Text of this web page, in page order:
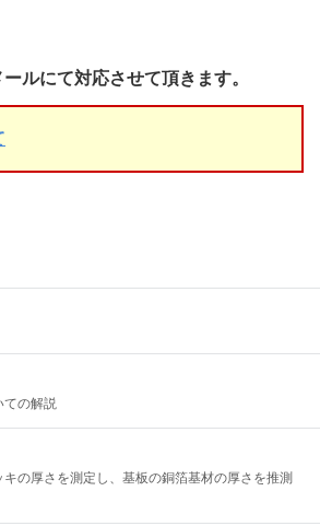
ルにて対応させて頂きます。
ての解説
の厚さを測定し、基板の銅箔基材の厚さを推測